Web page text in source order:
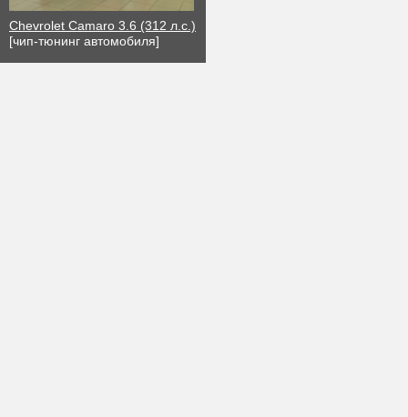
Chevrolet Camaro 3.6 (312 л.с.)
[чип-тюнинг автомобиля]